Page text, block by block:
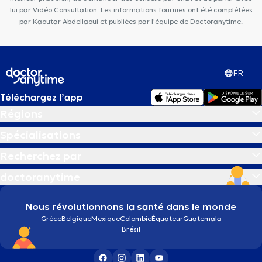
lui par Vidéo Consultation. Les informations fournies ont été complétées
par Kaoutar Abdellaoui et publiées par l'équipe de Doctoranytime.
FR
Téléchargez l’app
Nous révolutionnons la santé dans le monde
GrèceBelgiqueMexiqueColombieÉquateurGuatemala
Brésil